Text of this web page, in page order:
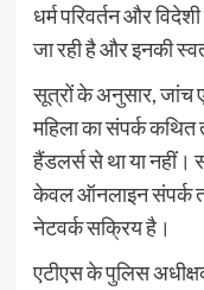
धर्म परिवर्तन और
जा रही है और इनकी
सूत्रों के अनुसार, जांच
महिला का संपर्क
हैंडलर्स से था या नहीं।
केवल ऑनलाइन संपर्क
नेटवर्क सक्रिय है।
एटीएस के पुलिस